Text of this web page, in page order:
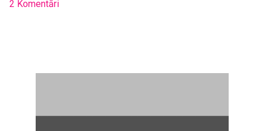
2 Komentāri